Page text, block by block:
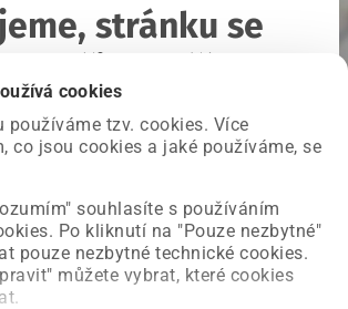
cookies
používáme tzv. cookies. Více
co jsou cookies a jaké používáme, se
souhlasíte s používáním
Po kliknutí na "Pouze nezbytné"
pouze nezbytné technické cookies.
můžete vybrat, které cookies
stránku se
na naší straně a už ji opravujeme.
znovu načíst požadovanou stránku.
stránku Úvodní strana